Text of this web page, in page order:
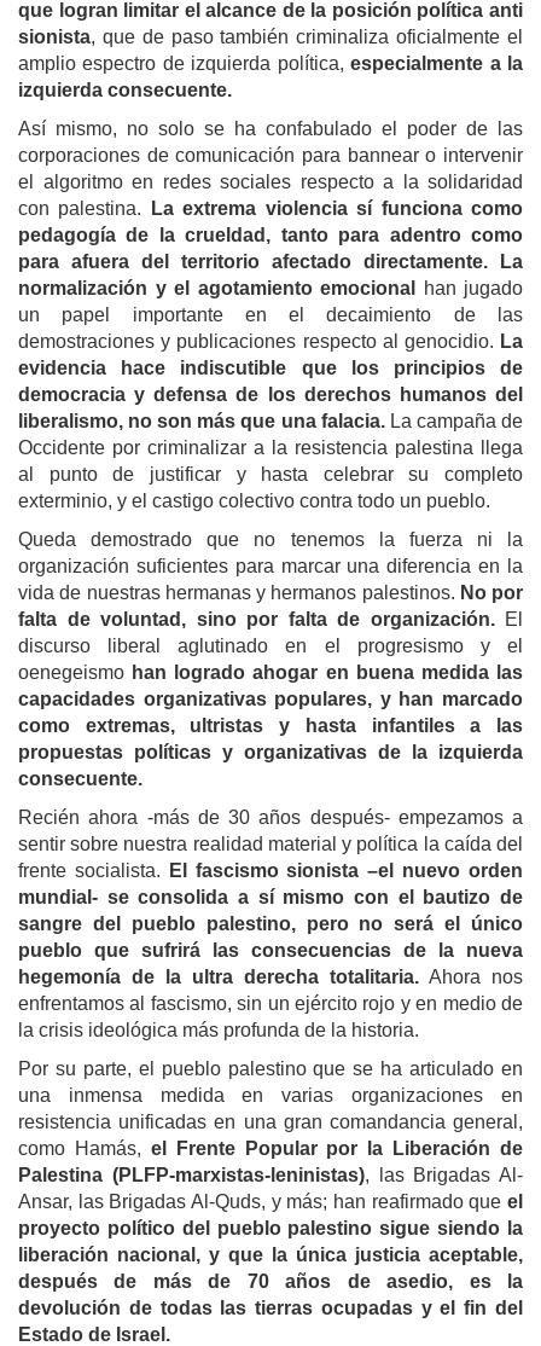
que logran limitar el alcance de la posición política anti
sionista, que de paso también criminaliza oficialmente el
amplio espectro de izquierda política,especialmente a la
izquierda consecuente.
Así mismo, no solo se ha confabulado el poder de las
corporaciones de comunicación para bannear o intervenir
el algoritmo en redes sociales respecto a la solidaridad
con palestina.
La extrema violencia sí funciona como
pedagogía de la crueldad, tanto para adentro como
para afuera del territorio afectado directamente. La
normalización y el agotamiento emocional
han jugado
un papel importante en el decaimiento de las
demostraciones y publicaciones respecto al genocidio. La
evidencia hace indiscutible que los principios de
democracia y defensa de los derechos humanos del
liberalismo, no son más que una falacia.La campaña de
Occidente por criminalizar a la resistencia palestina llega
al punto de justificar y hasta celebrar su completo
exterminio, y el castigo colectivo contra todo un pueblo.
Queda demostrado que no tenemos la fuerza ni la
organización suficientes para marcar una diferencia en la
vida de nuestras hermanas y hermanos palestinos. No por
falta de voluntad, sino por falta de organización. El
discurso liberal aglutinado en el progresismo y el
oenegeismo han logrado ahogar en buena medida las
capacidades organizativas populares, y han marcado
como extremas, ultristas y hasta infantiles a las
propuestas políticas y organizativas de la izquierda
consecuente.
Recién ahora -más de 30 años después- empezamos a
sentir sobre nuestra realidad material y política la caída del
frente socialista.
El fascismo sionista –el nuevo orden
mundial- se consolida a sí mismo con el bautizo de
sangre del pueblo palestino, pero no será el único
pueblo que sufrirá las consecuencias de la nueva
hegemonía de la ultra derecha totalitaria. Ahora nos
enfrentamos al fascismo, sin un ejército rojo y en medio de
la crisis ideológica más profunda de la historia.
Por su parte, el pueblo palestino que se ha articulado en
una inmensa medida en varias organizaciones en
resistencia unificadas en una gran comandancia general,
como Hamás, el Frente Popular por la Liberación de
Palestina (PLFP-marxistas-leninistas), las Brigadas Al-
Ansar, las Brigadas Al-Quds, y más; han reafirmado que el
proyecto político del pueblo palestino sigue siendo la
liberación nacional, y que la única justicia aceptable,
después de más de 70 años de asedio, es la
devolución de todas las tierras ocupadas y el fin del
Estado de Israel.